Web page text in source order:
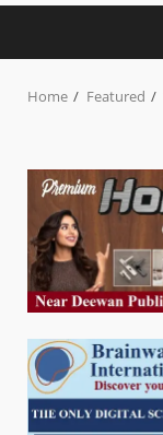
Home Featured